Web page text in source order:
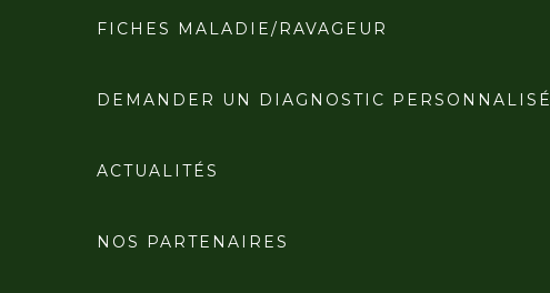
FICHES MALADIE/RAVAGEUR
DEMANDER UN DIAGNOSTIC PERSONNALISÉ
ACTUALITÉS
NOS PARTENAIRES